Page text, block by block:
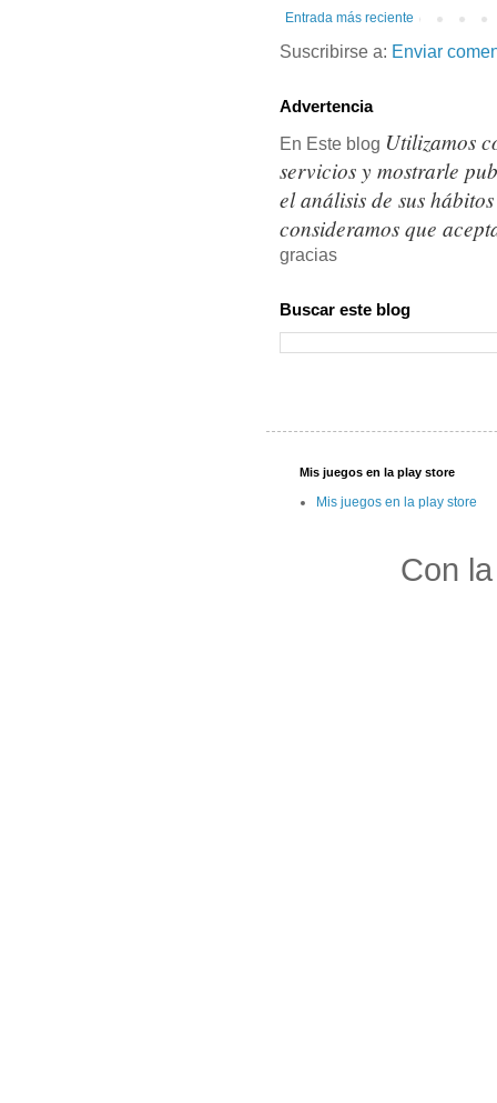
Entrada más reciente
Suscribirse a: Enviar
Advertencia
En Este blog Utilizamos
servicios y mostrarle
el análisis de sus
consideramos que
gracias
Buscar este blog
Mis juegos en la play store
Mis juegos en la play store
Con